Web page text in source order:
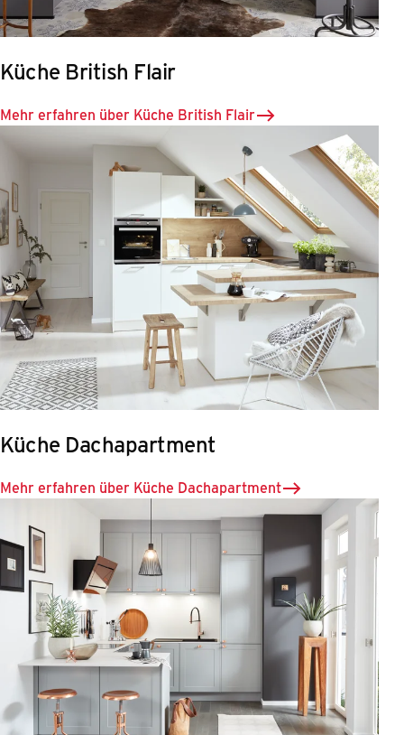
Küche British Flair
Mehr erfahren über Küche British Flair
Küche Dachapartment
Mehr erfahren über Küche Dachapartment